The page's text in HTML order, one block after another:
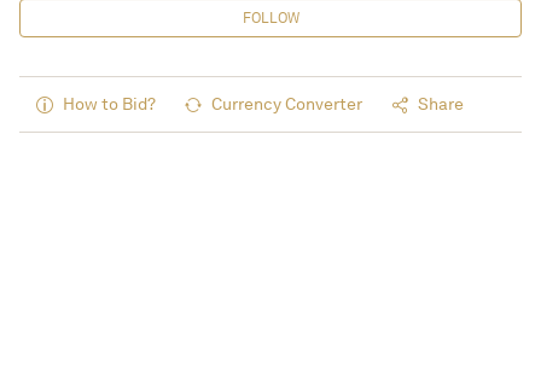
FOLLOW
How to Bid? Currency Converter Share